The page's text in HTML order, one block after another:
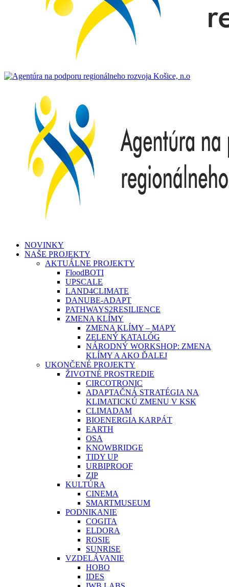
search
Menu
NOVINKY
NAŠE PROJEKTY
AKTUÁLNE PROJEKTY
FloodBOTI
UPSCALE
LAND4CLIMATE
DANUBE-ADAPT
PATHWAYS2RESILIENCE
ZMENA KLÍMY
ZMENA KLÍMY – MAPY
ZELENÝ KATALÓG
NÁRODNÝ WORKSHOP: ZMENA
KLÍMY A AKO ĎALEJ
UKONČENÉ PROJEKTY
ŽIVOTNÉ PROSTREDIE
CIRCOTRONIC
ADAPTAČNÁ STRATÉGIA NA
KLIMATICKÚ ZMENU V KSK
CLIMADAM
BIOENERGIA KARPÁT
EARTH
OSA
KNOWBRIDGE
TIDY UP
URBIPROOF
ZIP
KULTÚRA
CINEMA
SMARTMUSEUM
PODNIKANIE
COGITA
ELDORA
ROSIE
SUNRISE
VZDELÁVANIE
HOBO
IDES